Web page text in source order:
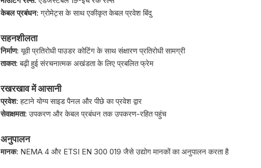
केबल प्रबंधन:ग्रोमेट्स के साथ एकीकृत केबल प्रवेश बिंदु
सहनशीलता
निर्माण:यूवी प्रतिरोधी पाउडर कोटिंग के साथ संक्षारण प्रतिरोधी सामग्री
ताकत:बढ़ी हुई संरचनात्मक अखंडता के लिए प्रबलित फ्रेम
रखरखाव में आसानी
प्रवेश:हटाने योग्य साइड पैनल और पीछे का प्रवेश द्वार
सेवाक्षमता:उपकरण और केबल प्रबंधन तक उपकरण-रहित पहुंच
अनुपालन
मानक: NEMA 4 और ETSI EN 300 019 जैसे उद्योग मानकों का अनुपालन करता है